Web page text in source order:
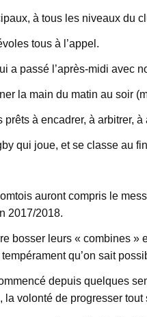
à tous les niveaux du
tous à l’appel.
a passé l’après-midi avec
la main du matin au soir
prêts à encadrer, à arbitrer,
qui joue, et se classe au
auront compris le
2017/2018.
bosser leurs « combines
qu’on sait
depuis quelques
la volonté de progresser